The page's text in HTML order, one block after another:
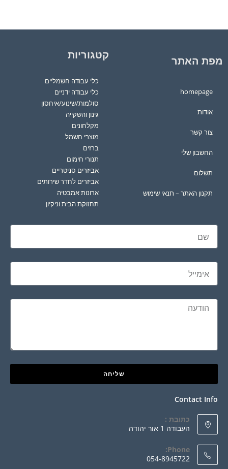
מפת האתר
homepage
אודות
צור קשר
החשבון שלי
תשלום
תקנון האתר – תנאי שימוש
קטגוריות
כלי עבודה חשמליים
כלי עבודה ידניים
סולמות/שינוע/איחסון
גינון והשקייה
מקלחונים
מוצרי חשמל
ברזים
תנורי חימום
אביזרים סניטריים
אביזרים לחדר שירותים
ארונות אמבטיה
תחזוקת הבית וניקיון
שליחה
Contact Info
כתובת :
העבודה 1 אור יהודה
Phone:
054-8945722